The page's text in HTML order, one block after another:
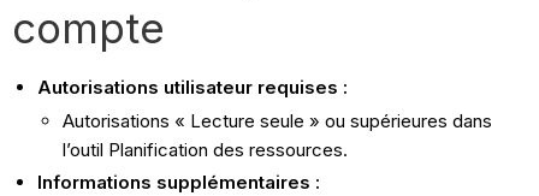
compte
Autorisations utilisateur requises :
Autorisations « Lecture seule » ou supérieures dans
l’outil Planification des ressources.
Informations supplémentaires :